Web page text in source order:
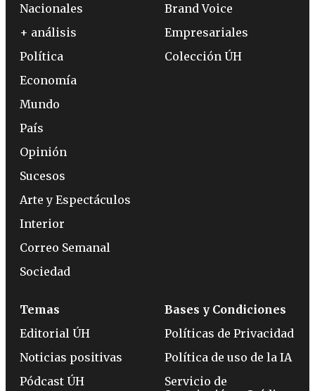
Nacionales
+ análisis
Política
Economía
Mundo
País
Opinión
Sucesos
Arte y Espectáculos
Interior
Correo Semanal
Sociedad
Brand Voice
Empresariales
Colección ÚH
Temas
Editorial ÚH
Noticias positivas
Pódcast ÚH
Bases y Condiciones
Políticas de Privacidad
Política de uso de la IA
Servicio de